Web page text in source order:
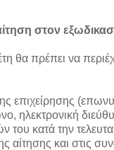
στον
θα πρέπει να
επιχείρησης
ηλεκτρονική
του κατά την
αίτησης και στις